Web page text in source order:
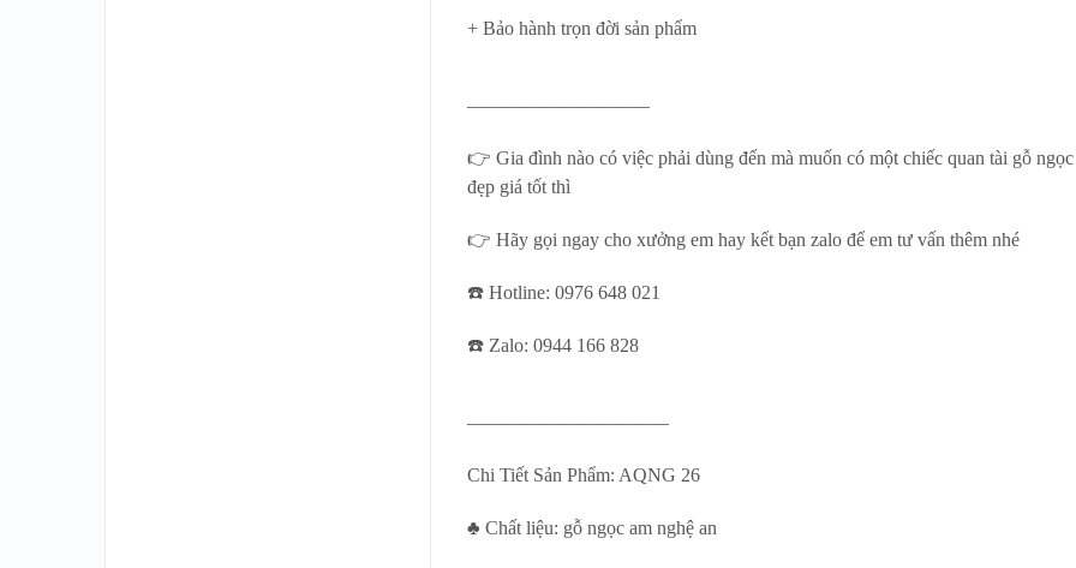
+ Bảo hành trọn đời sản phẩm
—————————–
👉 Gia đình nào có việc phải dùng đến mà muốn có một chiếc quan tài gỗ
đẹp giá tốt thì
👉 Hãy gọi ngay cho xưởng em hay kết bạn zalo để em tư vấn thêm nhé
☎️ Hotline: 0976 648 021
☎️ Zalo: 0944 166 828
——————————–
Chi Tiết Sản Phẩm: AQNG 26
♣ Chất liệu: gỗ ngọc am nghệ an